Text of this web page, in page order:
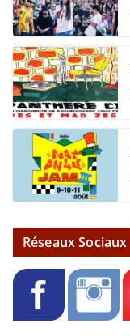
Réseaux Sociaux